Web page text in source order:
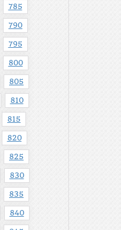
785
790
795
800
805
810
815
820
825
830
835
840